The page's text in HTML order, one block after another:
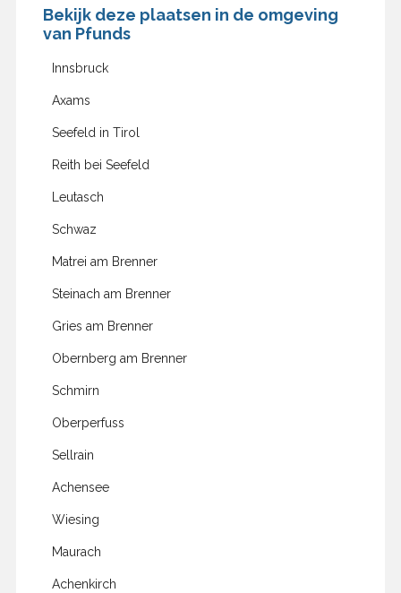
Bekijk deze plaatsen in de omgeving
van Pfunds
Innsbruck
Axams
Seefeld in Tirol
Reith bei Seefeld
Leutasch
Schwaz
Matrei am Brenner
Steinach am Brenner
Gries am Brenner
Obernberg am Brenner
Schmirn
Oberperfuss
Sellrain
Achensee
Wiesing
Maurach
Achenkirch